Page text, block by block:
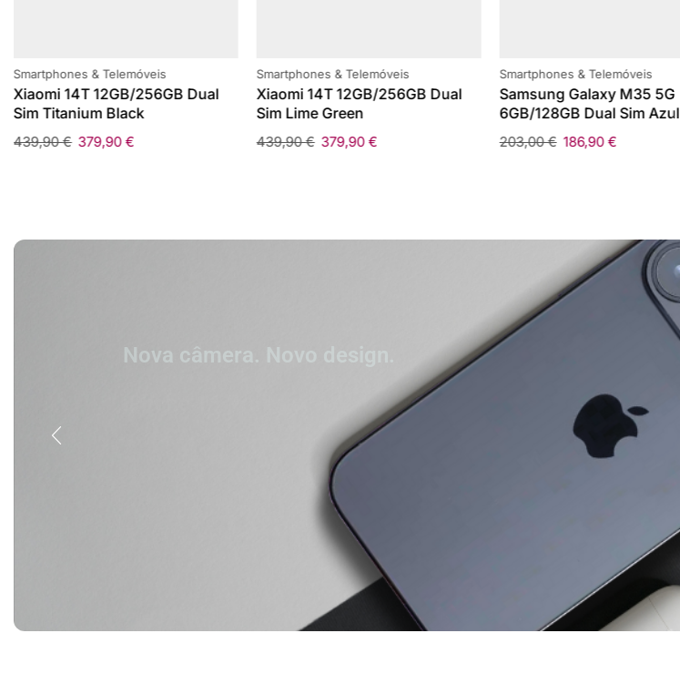
Smartphones & Telemóveis
Xiaomi 14T 12GB/256GB Dual
Sim Titanium Black
439,90€ 379,90€
Smartphones & Telemóveis
Xiaomi 14T 12GB/256GB Dual
Sim Lime Green
439,90€ 379,90€
Smartphones & Telemóveis
Samsung Galaxy M35 5G
6GB/128GB Dual Sim Azul
203,00€ 186,90€
Nova câmera. Novo design.
Titânio. Tão forte. Tão leve. Tão profissional.